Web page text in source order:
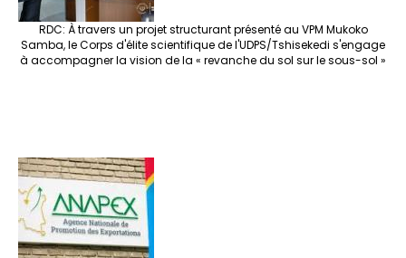
RDC: À travers un projet structurant présenté au VPM Mukoko
Samba, le Corps d'élite scientifique de l'UDPS/Tshisekedi s'engage
à accompagner la vision de la « revanche du sol sur le sous-sol »